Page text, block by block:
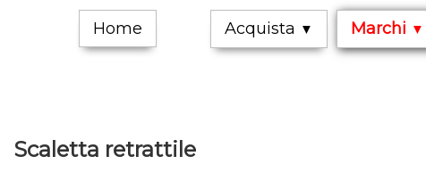
Home Acquista ▼ Marchi ▼
Scaletta retrattile